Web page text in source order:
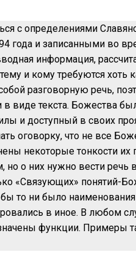
с определениями
года и записанными во
информация,
и кому требуются хоть
разговорную речь,
в виде текста. Божества
и доступный в своих
оговорку, что не все
некоторые тонкости
но о них нужно вести речь
«Связующих» понятий-
то ни было
в иное. В любом
функции. Примеры